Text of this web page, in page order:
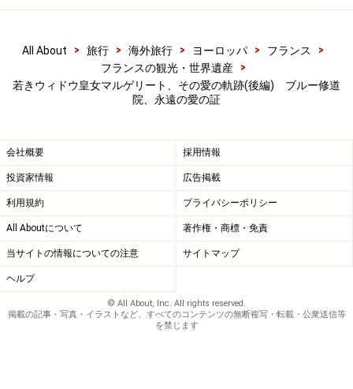
All About > 旅行 > 海外旅行 > ヨーロッパ > フランス
>
フランスの観光・世界遺産
>
若きウィドウ皇女マルゲリート、その愛の軌跡(後編) ブルー修道
院、永遠の愛の証
会社概要 採用情報
投資家情報 広告掲載
利用規約 プライバシーポリシー
All Aboutについて 著作権・商標・免責
当サイトの情報についての注意 サイトマップ
ヘルプ
© All About, Inc. All rights reserved.
掲載の記事・写真・イラストなど、すべてのコンテンツの無断複写・転載・公衆送信等
を禁じます